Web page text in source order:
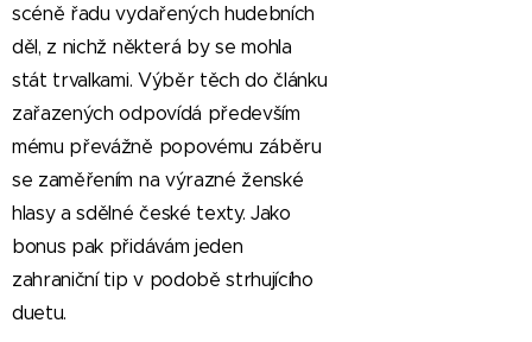
scéně řadu vydařených hudebních
děl, z nichž některá by se mohla
stát trvalkami. Výběr těch do článku
zařazených odpovídá především
mému převážně popovému záběru
se zaměřením na výrazné ženské
hlasy a sdělné české texty. Jako
bonus pak přidávám jeden
zahraniční tip v podobě strhujícího
duetu.